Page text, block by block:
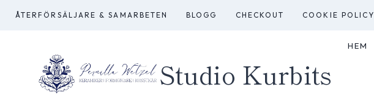
Skip
ÅTERFÖRSÄLJARE & SAMARBETEN BLOGG CHECKOUT COOKIE POLICY
Studio Kurbits
HEM